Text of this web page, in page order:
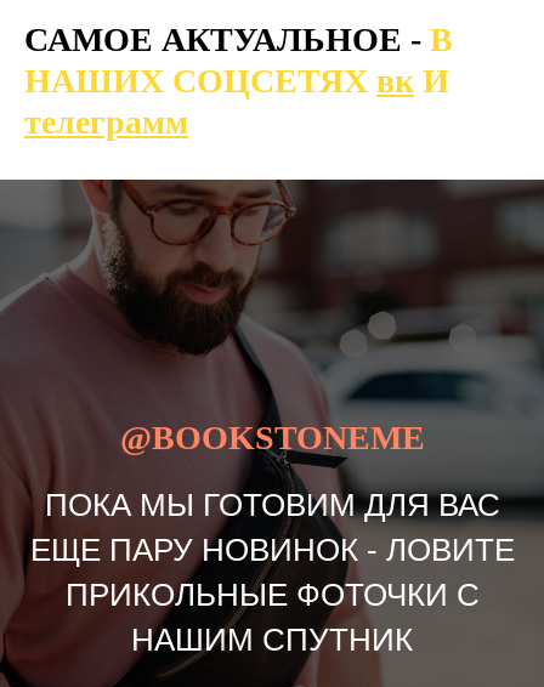
САМОЕ АКТУАЛЬНОЕ - В
НАШИХ СОЦСЕТЯХ вк И
телеграмм
@BOOKSTONEME
ПОКА МЫ ГОТОВИМ ДЛЯ ВАС
ЕЩЕ ПАРУ НОВИНОК - ЛОВИТЕ
ПРИКОЛЬНЫЕ ФОТОЧКИ С
НАШИМ СПУТНИК